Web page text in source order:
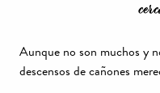
Aunque no son muchos y
descensos de cañones